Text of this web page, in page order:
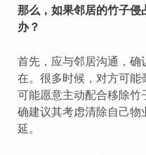
那么，如果邻居的竹子侵
办？
首先，应与邻居沟通，
在。很多时候，对方可能
可能愿意主动配合移除竹
确建议其考虑清除自己
延。